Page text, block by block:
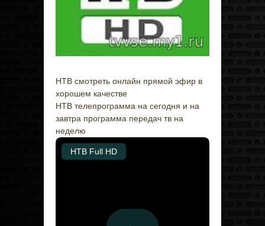
НТВ смотреть онлайн прямой эфир в
хорошем качестве
НТВ телепрограмма на сегодня и на
завтра программа передач тв на
неделю